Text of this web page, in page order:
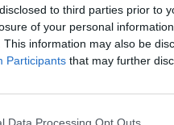
to third parties prior to
of your personal
This information may also be
Participants that may further